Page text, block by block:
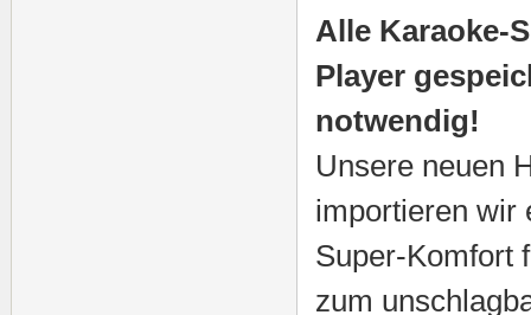
Alle Karaoke-
Player
notwendig!
Unsere neuen
importieren wir
Super-Komfort
zum